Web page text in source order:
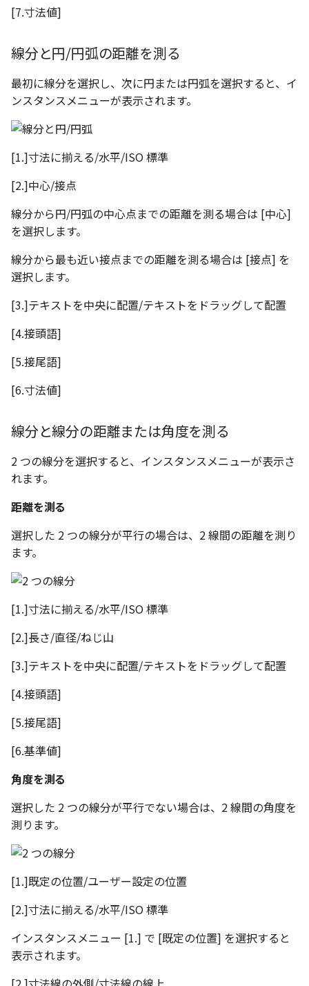
[7.寸法値]
線分と円/円弧の距離を測る
最初に線分を選択し、次に円または円弧を選択すると、イ
ンスタンスメニューが表示されます。
[1.]寸法に揃える/水平/ISO 標準
[2.]中心/接点
線分から円/円弧の中心点までの距離を測る場合は [中心]
を選択します。
線分から最も近い接点までの距離を測る場合は [接点] を
選択します。
[3.]テキストを中央に配置/テキストをドラッグして配置
[4.接頭語]
[5.接尾語]
[6.寸法値]
線分と線分の距離または角度を測る
2 つの線分を選択すると、インスタンスメニューが表示さ
れます。
距離を測る
選択した 2 つの線分が平行の場合は、2 線間の距離を測り
ます。
[1.]寸法に揃える/水平/ISO 標準
[2.]長さ/直径/ねじ山
[3.]テキストを中央に配置/テキストをドラッグして配置
[4.接頭語]
[5.接尾語]
[6.基準値]
角度を測る
選択した 2 つの線分が平行でない場合は、2 線間の角度を
測ります。
[1.]既定の位置/ユーザー設定の位置
[2.]寸法に揃える/水平/ISO 標準
インスタンスメニュー [1.] で [既定の位置] を選択すると
表示されます。